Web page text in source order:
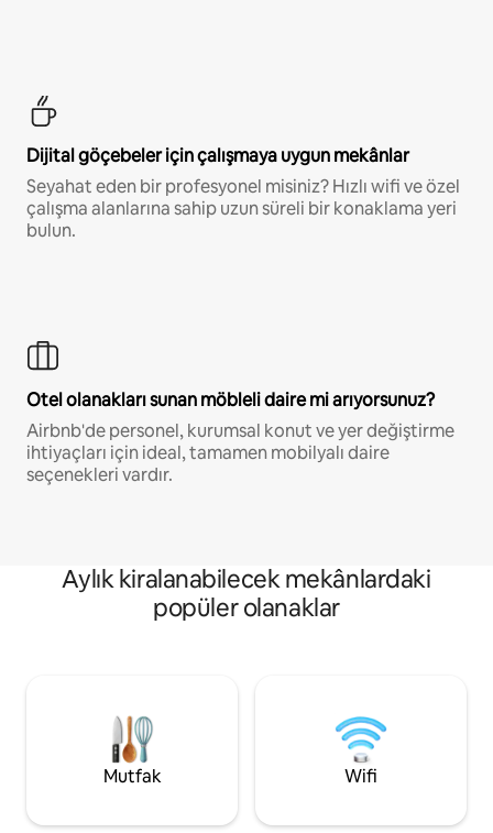
Dijital göçebeler için çalışmaya uygun mekânlar
Seyahat eden bir profesyonel misiniz? Hızlı wifi ve özel
çalışma alanlarına sahip uzun süreli bir konaklama yeri
bulun.
Otel olanakları sunan möbleli daire mi arıyorsunuz?
Airbnb'de personel, kurumsal konut ve yer değiştirme
ihtiyaçları için ideal, tamamen mobilyalı daire
seçenekleri vardır.
Aylık kiralanabilecek mekânlardaki
popüler olanaklar
Mutfak Wifi